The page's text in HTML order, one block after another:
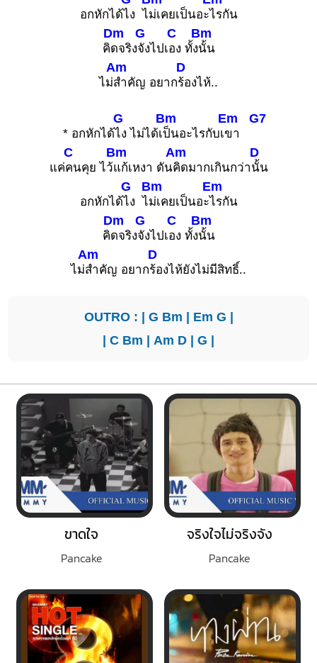
อกหักได้ไง ไม่เคยเป็นอะไรกัน
คิ
Dm
ดจริง
G
จังไปเ
C
อง ทั้ง
Bm
นั้น
ไม่
Am
สำคัญ อยาก
D
ร้องไห้..
* อกหักได้
G
ไง ไม่ได้เ
Bm
ป็นอะไรกับเ
Em
ขา
G7
แค่
C
คนคุย ไว้
Bm
แก้เหงา ดัน
Am
คิดมากเกินกว่า
D
นั้น
อกหักได้
G
ไง ไ
Bm
ม่เคยเป็นอะ
Em
ไรกัน
คิ
Dm
ดจริง
G
จังไปเ
C
อง ทั้ง
Bm
นั้น
ไม่
Am
สำคัญ อยาก
D
ร้องไห้ยังไม่มีสิทธิ์..
OUTRO : | G Bm | Em G |
| C Bm | Am D | G |
ขาดใจ
Pancake
จริงใจไม่จริงจัง
Pancake